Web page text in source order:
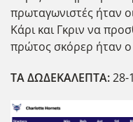
πρωταγωνιστές ήταν
Κάρι και Γκριν να
πρώτος σκόρερ ΄ηταν
ΤΑ ΔΩΔΕΚΑΛΕΠΤΑ:28-